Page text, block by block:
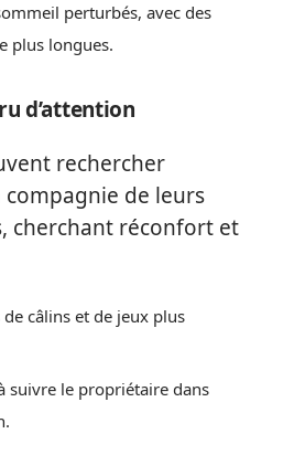
perturbés, avec des
plus longues.
d’attention
rechercher
de leurs
cherchant réconfort et
câlins et de jeux plus
suivre le propriétaire dans